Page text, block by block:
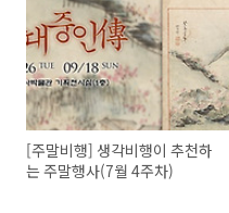
[주말비행] 생각비행이 추천하
는 주말행사(7월 4주차)